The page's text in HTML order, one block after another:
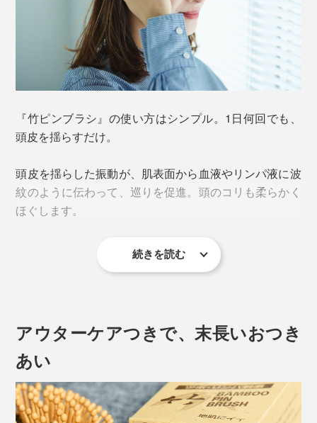
地肌に優しい、先を丸くした竹ピンが90本。天然木の柄
のカーブが、手のひらになじみます。
れ、改良重ねてたどり着いた形。ピン同士の間隔が広め
で、髪が絡まりにくく、互いの動きを邪魔しないよう計
ションとなっています。
『竹ピンブラシ』の使い方はシンプル。1日何回でも、
頭皮を揺らすだけ。
頭皮を揺らした振動が、肌表面から血液やリンパ液に波
紋のように伝わって、巡りを促進。頭のコリも柔らかく
ほぐします。
また、竹は、プラスティックはもとより、他の天然素材
※東京都立産業技術研究所 試験結果より
頭皮に触れると痛いニキビやできものがある場合は、そ
の部分を避けてくださいね。
続きを読む
アウターケアつきで、末長いおつき
あい